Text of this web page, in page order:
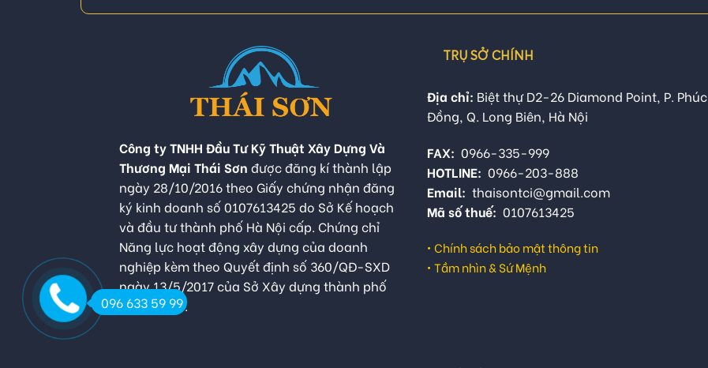
Công ty TNHH Đầu Tư Kỹ Thuật Xây Dựng Và
Thương Mại Thái Sơn được đăng kí thành lập
ngày 28/10/2016 theo Giấy chứng nhận đăng
ký kinh doanh số 0107613425 do Sở Kế hoạch
và đầu tư thành phố Hà Nội cấp. Chứng chỉ
Năng lực hoạt động xây dựng của doanh
nghiệp kèm theo Quyết định số 360/QĐ-SXD
ngày 13/5/2017 của Sở Xây dựng thành phố
Hà Nội cấp.
TRỤ SỞ CHÍNH
Địa chỉ: Biệt thự D2-26 Diamond Point, P. Phúc
Đồng, Q. Long Biên, Hà Nội
FAX: 0966-335-999
HOTLINE: 0966-203-888
Email: thaisontci@gmail.com
Mã số thuế: 0107613425
• Chính sách bảo mật thông tin
• Tầm nhìn & Sứ Mệnh
096 633 59 99